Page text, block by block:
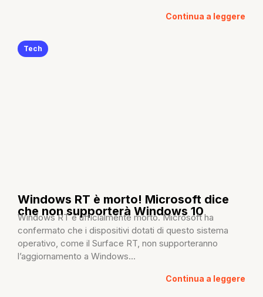
Continua a leggere
Tech
Windows RT è morto! Microsoft dice
che non supporterà Windows 10
Windows RT è ufficialmente morto. Microsoft ha
confermato che i dispositivi dotati di questo sistema
operativo, come il Surface RT, non supporteranno
l’aggiornamento a Windows...
Continua a leggere